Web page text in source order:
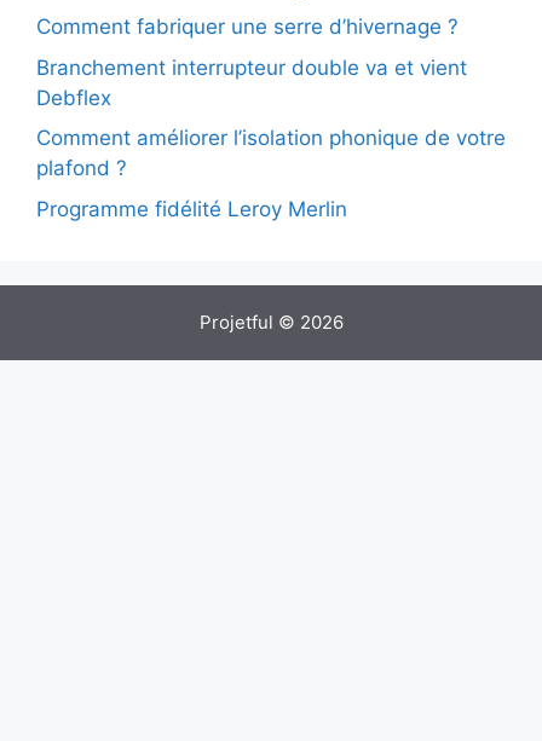
Comment fabriquer une serre d’hivernage ?
Branchement interrupteur double va et vient
Debflex
Comment améliorer l’isolation phonique de votre
plafond ?
Programme fidélité Leroy Merlin
Projetful © 2026